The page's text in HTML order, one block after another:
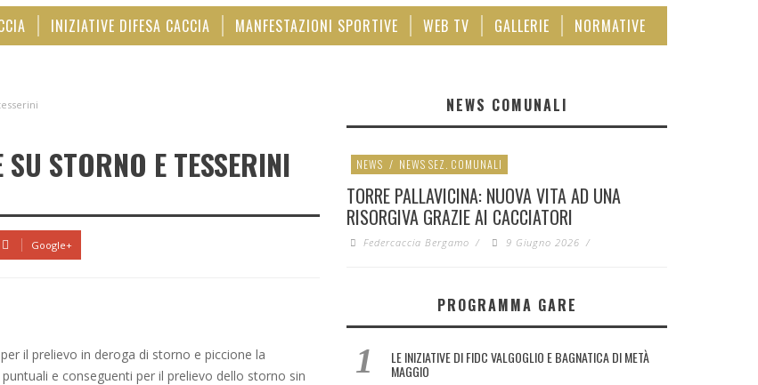
INIZIATIVE DIFESA CACCIA MANFESTAZIONI SPORTIVE WEB TV GALLERIE NORMATIVE
STORNO E TESSERINI
Google+
il prelievo in deroga di storno e piccione la
e conseguenti per il prelievo dello storno sin
NEWS COMUNALI
NEWS / NEWS SEZ. COMUNALI
TORRE PALLAVICINA: NUOVA VITA AD UNA
RISORGIVA GRAZIE AI CACCIATORI
Federcaccia Bergamo / 9 Giugno 2026 /
PROGRAMMA GARE
LE INIZIATIVE DI FIDC VALGOGLIO E BAGNATICA DI METÀ
MAGGIO